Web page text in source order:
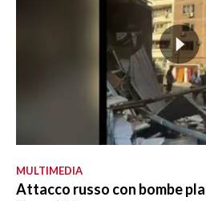
MULTIMEDIA
Attacco russo con bombe